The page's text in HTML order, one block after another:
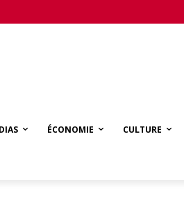
ÉCONOMIE CULTURE